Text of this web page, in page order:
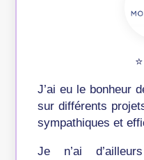
J’ai eu le bonheur
sur différents
sympathiques et
Je n’ai